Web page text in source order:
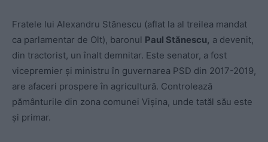
Fratele lui Alexandru Stănescu (aflat la al treilea mandat
ca parlamentar de Olt), baronul Paul Stănescu, a devenit,
din tractorist, un înalt demnitar. Este senator, a fost
vicepremier și ministru în guvernarea PSD din 2017-2019,
are afaceri prospere în agricultură. Controlează
pământurile din zona comunei Vișina, unde tatăl său este
și primar.